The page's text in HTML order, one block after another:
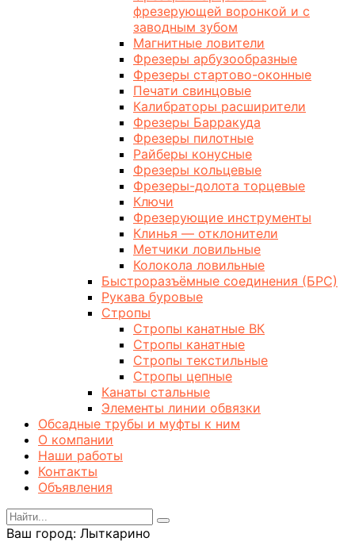
фрезерующей воронкой и с
заводным зубом
Магнитные ловители
Фрезеры арбузообразные
Фрезеры стартово-оконные
Печати свинцовые
Калибраторы расширители
Фрезеры Барракуда
Фрезеры пилотные
Райберы конусные
Фрезеры кольцевые
Фрезеры-долота торцевые
Ключи
Фрезерующие инструменты
Клинья — отклонители
Метчики ловильные
Колокола ловильные
Быстроразъёмные соединения (БРС)
Рукава буровые
Стропы
Стропы канатные ВК
Стропы канатные
Стропы текстильные
Стропы цепные
Канаты стальные
Элементы линии обвязки
Обсадные трубы и муфты к ним
О компании
Наши работы
Контакты
Объявления
Ваш город: Лыткарино